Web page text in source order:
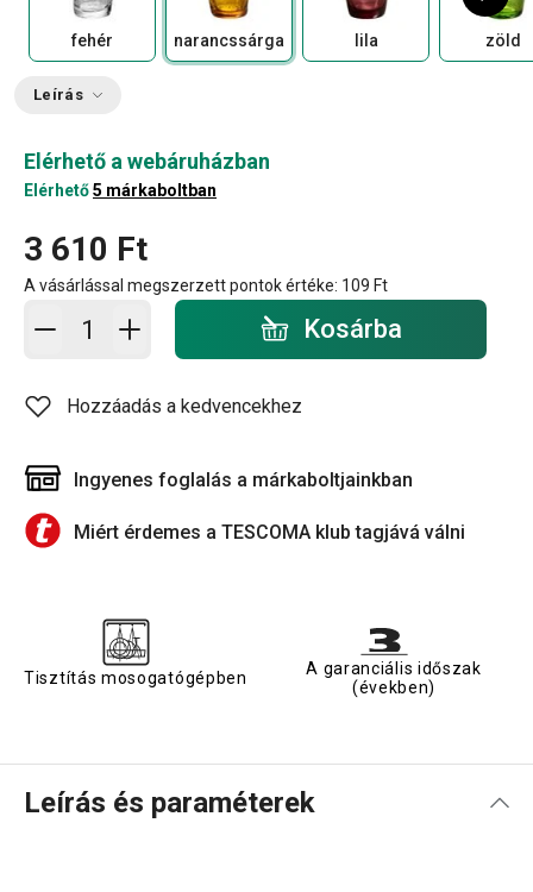
fehér narancssárga lila zöld
Leírás
Elérhető a webáruházban
Elérhető5 márkaboltban
3 610 Ft
A vásárlással megszerzett pontok értéke: 109 Ft
Kosárba - mennyiség Kosárba
Hozzáadás a kedvencekhez
Ingyenes foglalás a márkaboltjainkban
Miért érdemes a TESCOMA klub tagjává válni
Tisztítás mosogatógépben
A garanciális időszak
(években)
Leírás és paraméterek